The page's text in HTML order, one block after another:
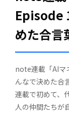
Episode
めた合言
note連載「AI
んなで決めた合
連載で初めて、
人の仲間たちが